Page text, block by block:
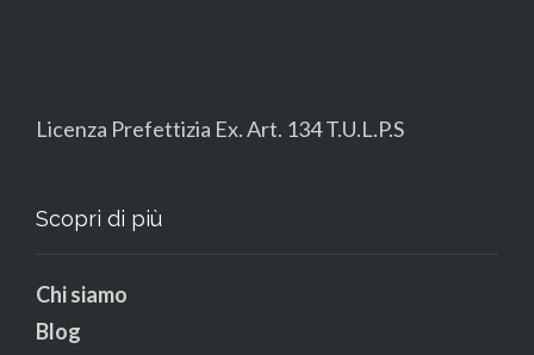
Licenza Prefettizia Ex. Art. 134 T.U.L.P.S
Scopri di più
Chi siamo
Blog